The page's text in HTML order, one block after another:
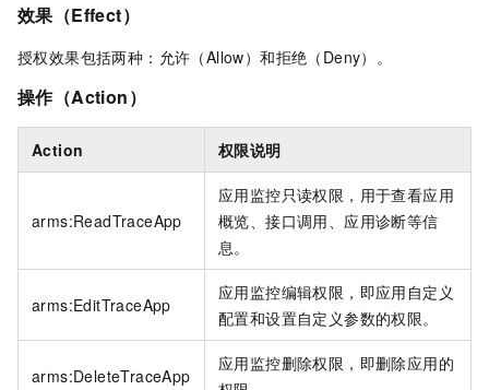
效果（Effect）
授权效果包括两种：允许（Allow）和拒绝（Deny）。
操作（Action）
Action 权限说明
arms:ReadTraceApp
应用监控只读权限，用于查看应用
概览、接口调用、应用诊断等信
息。
arms:EditTraceApp
应用监控编辑权限，即应用自定义
配置和设置自定义参数的权限。
arms:DeleteTraceApp
应用监控删除权限，即删除应用的